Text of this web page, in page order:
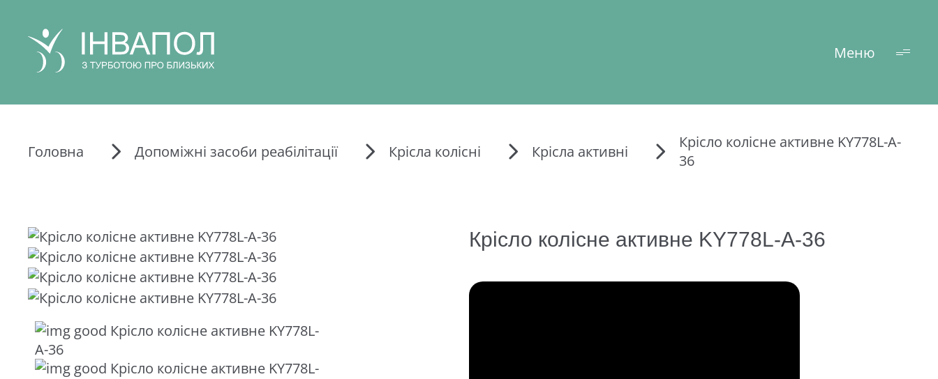
Меню
Головна Допоміжні засоби реабілітації Крісла колісні Крісла активні
Крісло колісне активне KY778L-A-
36
Крісло колісне активне KY778L-A-36